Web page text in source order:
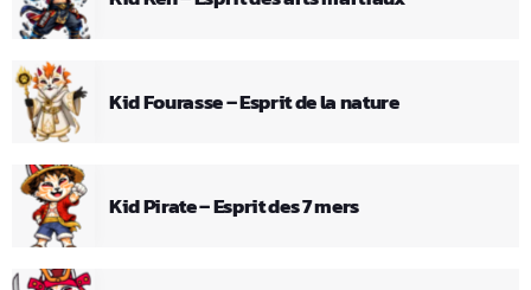
Kid Fourasse – Esprit de la nature
Kid Pirate – Esprit des 7 mers